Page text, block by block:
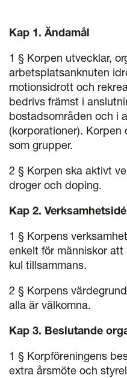
Kap 1. Ändamål
1 § Korpen utvecklar,
arbetsplatsanknuten
motionsidrott och
bedrivs främst i
bostadsområden och i
(korporationer). Korpen
som grupper.
2 § Korpen ska aktivt
droger och doping.
Kap 2.
1 § Korpens
enkelt för människor
kul tillsammans.
2 § Korpens
alla är välkomna.
Kap 3. Beslutande
1 § Korpföreningens
extra årsmöte och